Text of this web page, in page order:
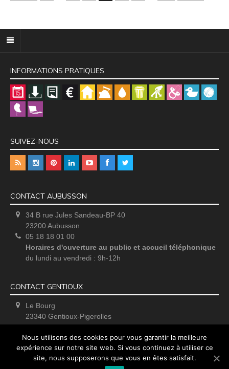
INFORMATIONS PRATIQUES
SUIVEZ-NOUS
CONTACT AUBUSSON
34 B rue Jules Sandeau-BP 40
23200 Aubusson
05 18 18 01 00
Horaires d'ouverture au public et accueil téléphonique
du lundi au vendredi : 9h-12h
CONTACT GENTIOUX
Le Bourg
23340 Gentioux-Pigerolles
Nous utilisons des cookies pour vous garantir la meilleure
expérience sur notre site web. Si vous continuez à utiliser ce
site, nous supposerons que vous en êtes satisfait.